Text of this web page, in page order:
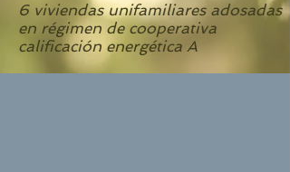
6 viviendas unifamiliares adosadas
en régimen de cooperativa
calificación energética A